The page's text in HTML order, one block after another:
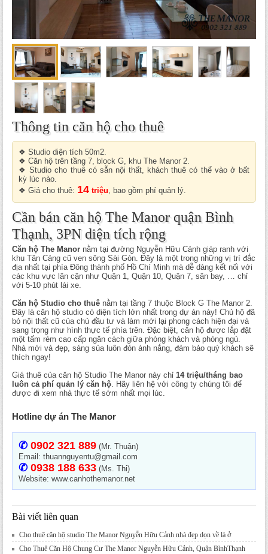
Thông tin căn hộ cho thuê
❖ Studio diện tích 50m2.
❖ Căn hộ trên tầng 7, block G, khu The Manor 2.
❖ Studio cho thuê có sẵn nội thất, khách thuê có thể vào ở bất
kỳ lúc nào.
❖ Giá cho thuê: 14 triệu, bao gồm phí quản lý.
Cần bán căn hộ The Manor quận Bình
Thạnh, 3PN diện tích rộng
Căn hộ The Manor nằm tại đường Nguyễn Hữu Cảnh giáp ranh với
khu Tân Cảng cũ ven sông Sài Gòn. Đây là một trong những vị trí đắc
địa nhất tại phía Đông thành phố Hồ Chí Minh mà dễ dàng kết nối với
các khu vực lân cận như Quận 1, Quận 10, Quận 7, sân bay, … chỉ
với 5-10 phút lái xe.
Căn hộ Studio cho thuê nằm tại tầng 7 thuộc Block G The Manor 2.
Đây là căn hộ studio có diện tích lớn nhất trong dự án này! Chủ hộ đã
bỏ nội thất cũ của chủ đầu tư và làm mới lại phong cách hiện đại và
sang trọng như hình thực tế phía trên. Đặc biệt, căn hộ được lắp đặt
một tấm rèm cao cấp ngăn cách giữa phòng khách và phòng ngủ.
Nhà mới và đẹp, sáng sủa luôn đón ánh nắng, đảm bảo quý khách sẽ
thích ngay!
Giá thuê của căn hộ Studio The Manor này chỉ 14 triệu/tháng bao
luôn cả phí quản lý căn hộ. Hãy liên hệ với công ty chúng tôi để
được đi xem nhà thực tế sớm nhất mọi lúc.
Hotline dự án The Manor
✆ 0902 321 889 (Mr. Thuận)
Email: thuannguyentu@gmail.com
✆ 0938 188 633 (Ms. Thi)
Website: www.canhothemanor.net
Bài viết liên quan
Cho thuê căn hộ studio The Manor Nguyễn Hữu Cảnh nhà đẹp dọn về là ở
Cho Thuê Căn Hộ Chung Cư The Manor Nguyễn Hữu Cảnh, Quận BìnhThạnh